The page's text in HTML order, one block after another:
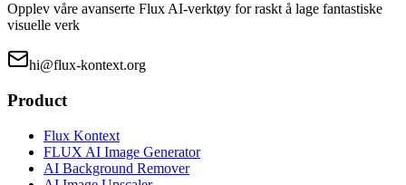
Opplev våre avanserte Flux AI-verktøy for raskt å lage fantastiske
visuelle verk
hi@flux-kontext.org
Product
Flux Kontext
FLUX AI Image Generator
AI Background Remover